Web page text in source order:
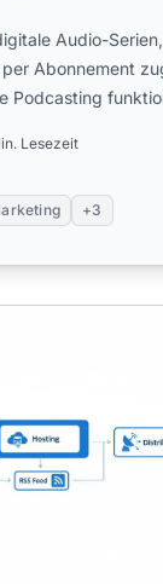
Audio-
Abonnement
Podcasting
Lesezeit
+3